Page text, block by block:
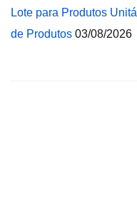
Lote para Produtos
de Produtos 03/08/2026